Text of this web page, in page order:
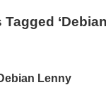
Lenny